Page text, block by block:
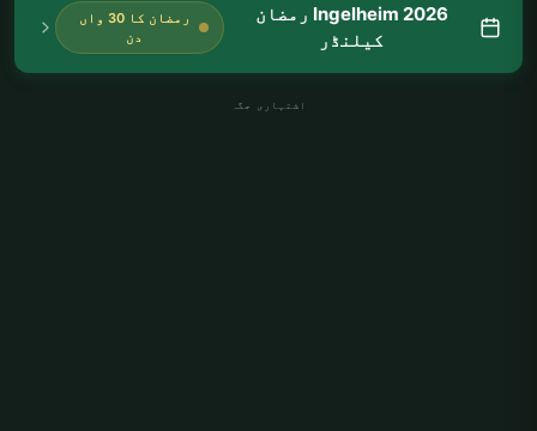
Ingelheim 2026 رمضان
کیلنڈر
رمضان کا 30 واں
دن
اشتہاری جگہ